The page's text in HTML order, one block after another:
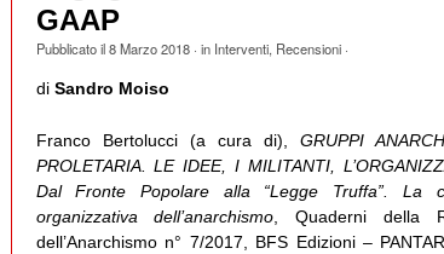
GAAP
Pubblicato il8 Marzo 2018· in Interventi, Recensioni·
di Sandro Moiso
Franco Bertolucci (a cura di), GRUPPI
PROLETARIA. LE IDEE, I MILITANTI,
Dal Fronte Popolare alla “Legge Truffa”. La
organizzativa dell’anarchismo, Quaderni della
dell’Anarchismo n° 7/2017, BFS Edizioni –